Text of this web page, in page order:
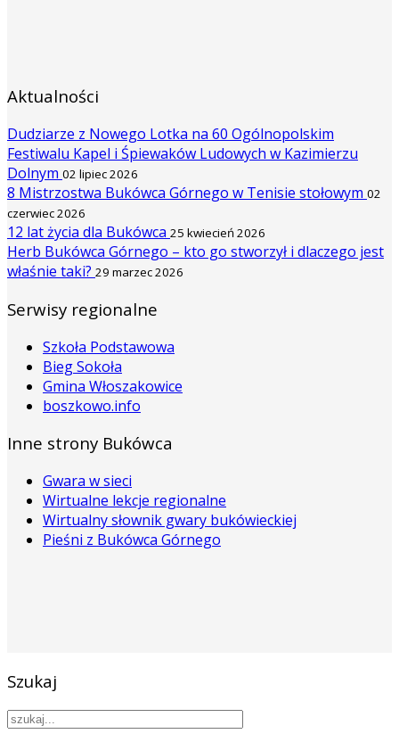
Aktualności
Dudziarze z Nowego Lotka na 60 Ogólnopolskim
Festiwalu Kapel i Śpiewaków Ludowych w Kazimierzu
Dolnym 02 lipiec 2026
8 Mistrzostwa Bukówca Górnego w Tenisie stołowym 02
czerwiec 2026
12 lat życia dla Bukówca 25 kwiecień 2026
Herb Bukówca Górnego – kto go stworzył i dlaczego jest
właśnie taki? 29 marzec 2026
Serwisy regionalne
Szkoła Podstawowa
Bieg Sokoła
Gmina Włoszakowice
boszkowo.info
Inne strony Bukówca
Gwara w sieci
Wirtualne lekcje regionalne
Wirtualny słownik gwary bukówieckiej
Pieśni z Bukówca Górnego
Szukaj